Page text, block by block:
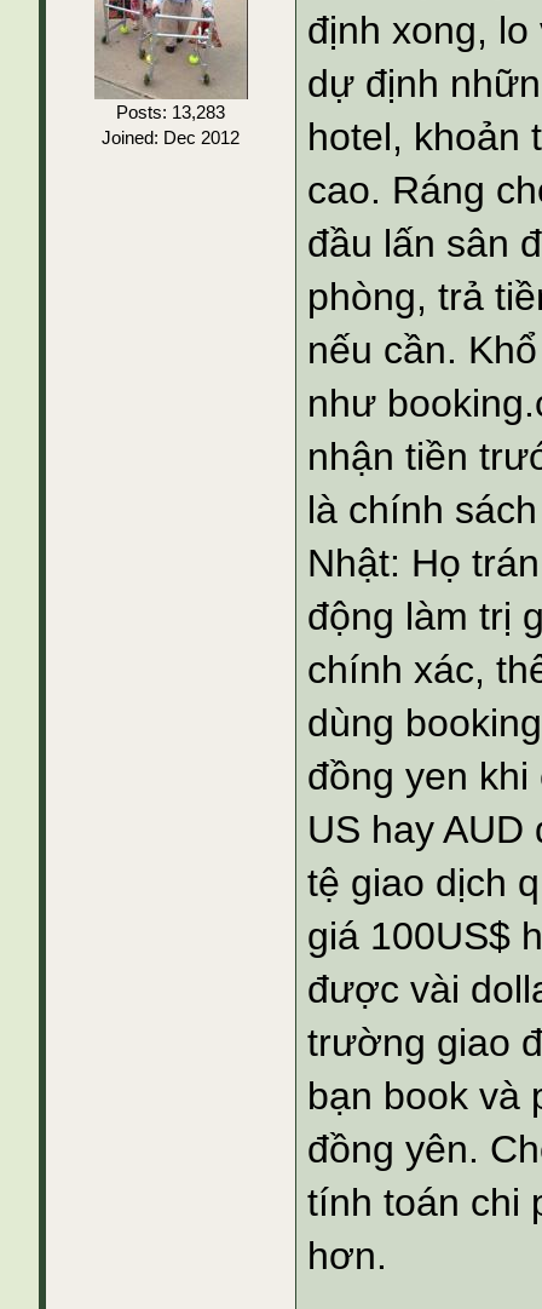
Posts: 13,283
Joined: Dec 2012
định xong,
dự định
hotel, khoản
cao. Ráng
đầu lấn sân
phòng, trả
nếu cần.
như
nhận tiền
là chính
Nhật: Họ
động làm trị
chính xác,
dùng
đồng yen
US hay
tệ giao dịch
giá 100US$
được vài
trường giao
bạn book và
đồng yên.
tính toán chi
hơn.